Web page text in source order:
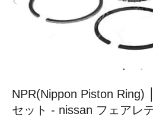
NPR(Nippon Piston Ring)
セット - nissan フェアレ